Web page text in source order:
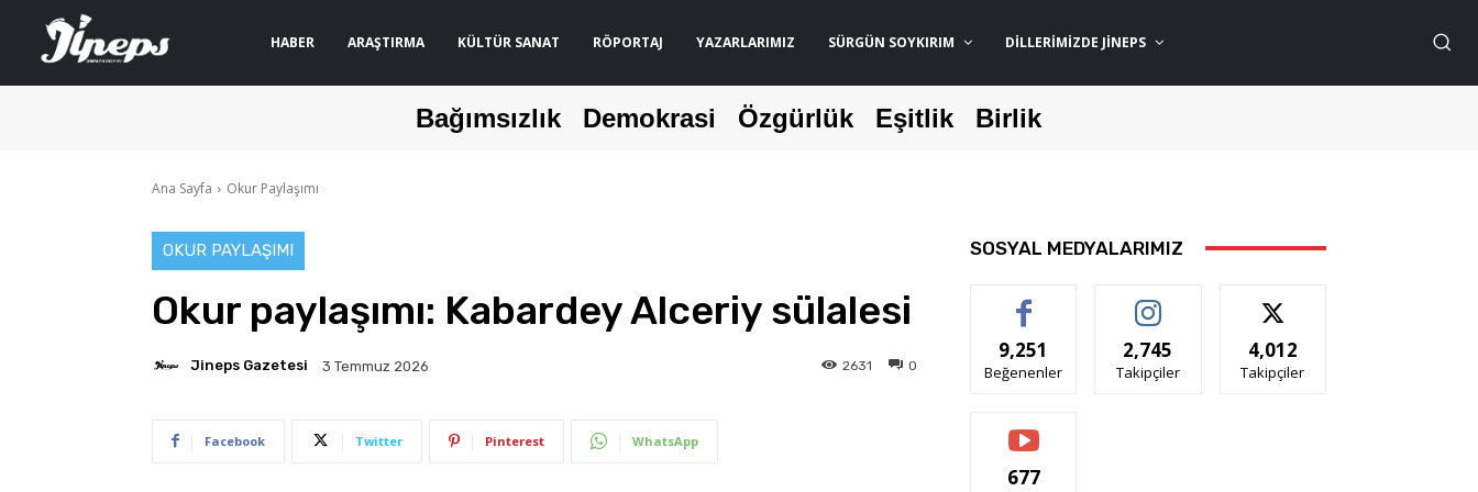
HABER ARAŞTIRMA KÜLTÜR SANAT RÖPORTAJ YAZARLARIMIZ SÜRGÜN SOYKIRIM DILLERIMIZDE JİNEPS
Bağımsızlık Demokrasi Özgürlük Eşitlik Birlik
Ana Sayfa Okur Paylaşımı
OKUR PAYLAŞIMI
Okur paylaşımı: Kabardey Alceriy sülalesi
Jineps Gazetesi 3 Temmuz 2026 0
2631
Facebook Twitter Pinterest WhatsApp
SOSYAL MEDYALARIMIZ
9,251
Beğenenler
2,745
Takipçiler
4,012
Takipçiler
677